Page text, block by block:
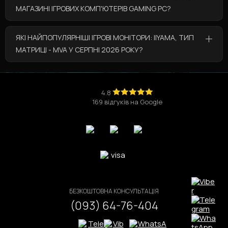
МАГАЗИНІ ІГРОВИХ КОМП'ЮТЕРІВ GAMING PC?
У категорії “Ігрові монітори: Iiyama, Тип матриці -
MVA” за вигідними цінами представлені такі
товари:
Ігровий комп'ютер Core i5 14600K / RTX 5060
Ti / DDR5 / V2💰за ціною 87 681 грн
Ігровий комп'ютер Core i5 14600K / RTX 5060 /
💰за ціною 83 377 грн
💰за ціною 118 788 грн
ЯКІ НАЙПОПУЛЯРНІШІ ІГРОВІ МОНІТОРИ: IIYAMA, ТИП
МАТРИЦІ - MVA У СЕРПНІ 2026 РОКУ?
Ігровий комп'ютер Core Ultra 9 285K / RTX 5070
Ігровий комп'ютер Ryzen 7 7800X3D / RTX 5080
Ігровий комп'ютер Ryzen 7 7700X / RTX 5070 /
4.8
169 відгуків на Google
БЕЗКОШТОВНА КОНСУЛЬТАЦІЯ
(093) 64-76-404